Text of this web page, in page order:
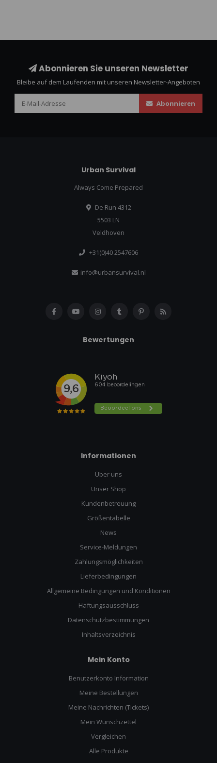
Abonnieren Sie unseren Newsletter
Bleibe auf dem Laufenden mit unseren Newsletter-Angeboten
Abonnieren
Urban Survival
Always Come Prepared
De Run 4312
5503 LN
Veldhoven
+31(0)40 2547606
info@urbansurvival.nl
Bewertungen
Informationen
Über uns
Unser Shop
Kundenbetreuung
Größentabelle
News
Service-Meldungen
Zahlungsmöglichkeiten
Lieferbedingungen
Allgemeine Bedingungen und Konditionen
Haftungsausschluss
Datenschutzbestimmungen
Inhaltsverzeichnis
Mein Konto
Benutzerkonto Information
Meine Bestellungen
Meine Nachrichten (Tickets)
Mein Wunschzettel
Vergleichen
Alle Produkte